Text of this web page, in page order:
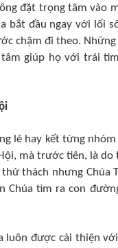
đặt trọng tâm vào
đầu ngay với lối
chậm đi theo.
giúp họ với trái
lẻ hay kết từng
mà trước tiên, là do
thách nhưng Chúa
Chúa tìm ra con
luôn được cải thiện